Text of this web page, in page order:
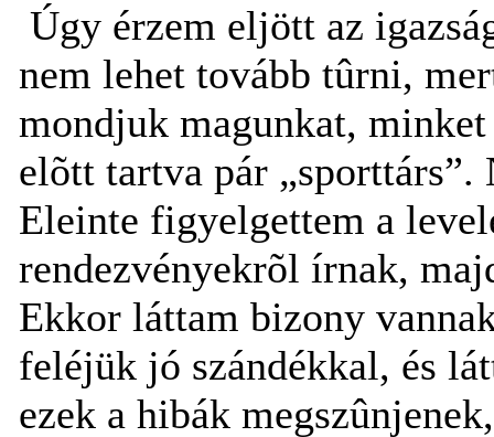
Úgy érzem eljött az
nem lehet tovább tûrni,
mondjuk magunkat,
elõtt tartva pár
Eleinte figyelgettem a
rendezvényekrõl írnak,
Ekkor láttam bizony
feléjük jó szándékkal, és
ezek a hibák